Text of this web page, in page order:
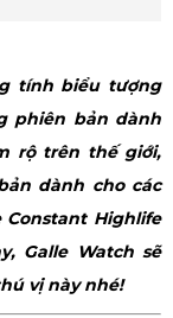
tính biểu tượng
phiên bản dành
rộ trên thế giới,
dành cho các
Highlife
Galle Watch sẽ
vị này nhé!